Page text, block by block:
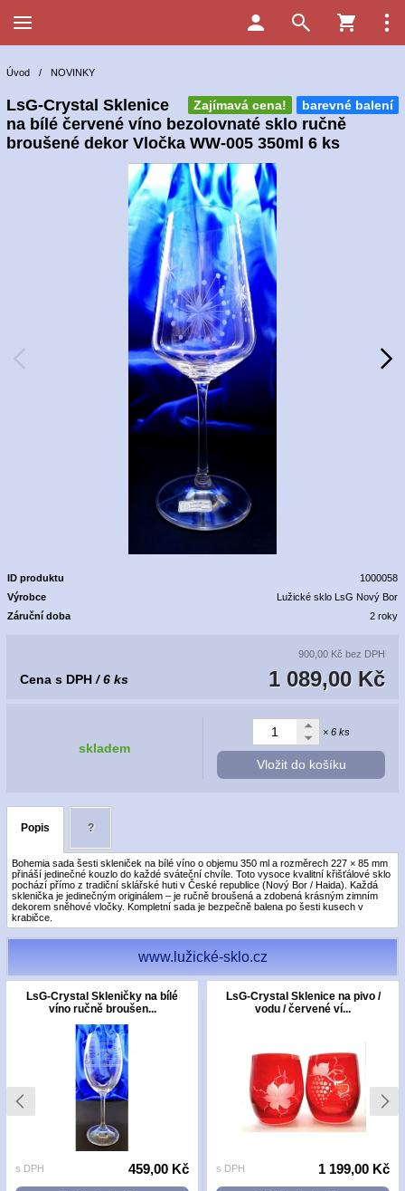
Úvod / NOVINKY
barevné balení
Zajímavá cena!
LsG-Crystal Sklenice
na bílé červené víno bezolovnaté sklo ručně
broušené dekor Vločka WW-005 350ml 6 ks
ID produktu
1000058
Výrobce
Lužické sklo LsG Nový Bor
Záruční doba
2 roky
900,00 Kč bez DPH
1 089,00 Kč
Cena s DPH / 6 ks
skladem
× 6 ks
Vložit do košíku
Popis ?
Bohemia sada šesti skleniček na bílé víno o objemu 350 ml a rozměrech 227 × 85 mm
přináší jedinečné kouzlo do každé sváteční chvíle. Toto vysoce kvalitní křišťálové sklo
pochází přímo z tradiční sklářské huti v České republice (Nový Bor / Haida). Každá
sklenička je jedinečným originálem – je ručně broušená a zdobená krásným zimním
dekorem sněhové vločky. Kompletní sada je bezpečně balena po šesti kusech v
krabičce.
www.lužické-sklo.cz
LsG-Crystal Skleničky na bílé
víno ručně broušen...
s DPH 459,00 Kč
LsG-Crystal Sklenice na pivo /
vodu / červené ví...
s DPH 1 199,00 Kč